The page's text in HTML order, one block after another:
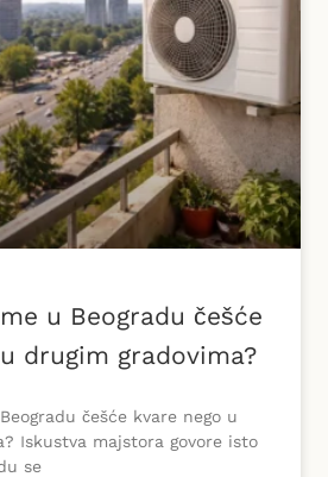
u Beogradu češće
drugim gradovima?
češće kvare nego u
Iskustva majstora govore isto
se